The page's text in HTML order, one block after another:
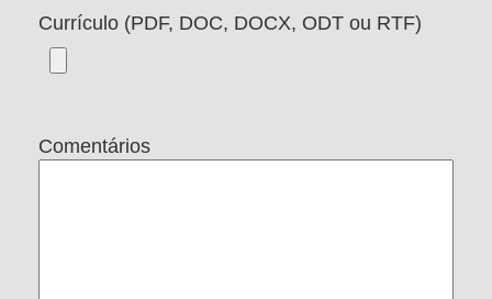
Currículo (PDF, DOC, DOCX, ODT ou RTF)
Comentários